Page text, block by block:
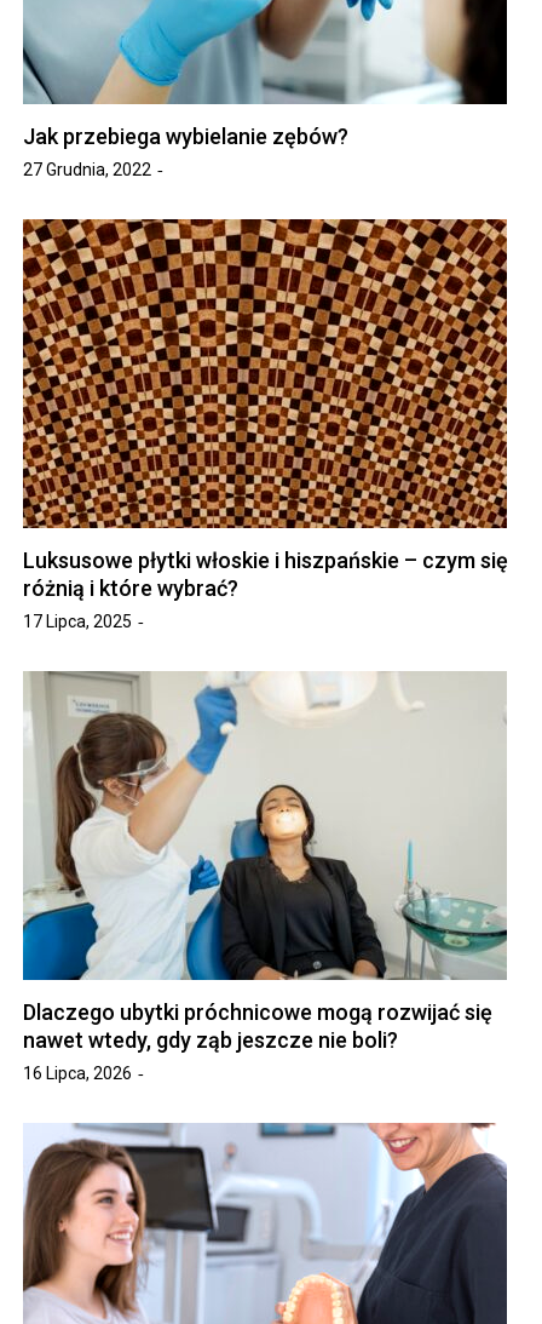
Jak przebiega wybielanie zębów?
27 Grudnia, 2022
Luksusowe płytki włoskie i hiszpańskie – czym się
różnią i które wybrać?
17 Lipca, 2025
Dlaczego ubytki próchnicowe mogą rozwijać się
nawet wtedy, gdy ząb jeszcze nie boli?
16 Lipca, 2026